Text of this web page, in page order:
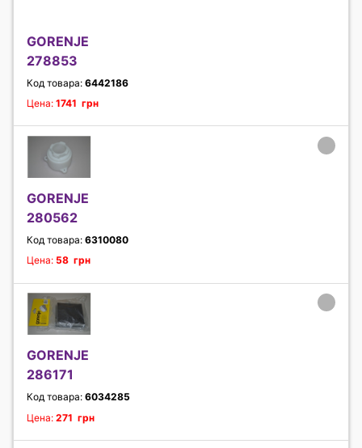
GORENJE
278853
Код товара: 6442186
Цена: 1741 грн
GORENJE
280562
Код товара: 6310080
Цена: 58 грн
GORENJE
286171
Код товара: 6034285
Цена: 271 грн